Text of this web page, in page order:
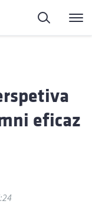
Pesquisa
eficaz